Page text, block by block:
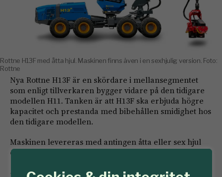
Rottne H13F med åtta hjul. Maskinen finns även i en sexhjulig version. Foto:
Rottne
Nya Rottne H13F är en skördare i mellansegmentet
som enligt tillverkaren bygger vidare på den tidigare
modellen H11. Tanken är att H13F ska erbjuda högre
kapacitet och prestanda med bibehållen smidighet hos
den tidigare modellen.
Maskinen levereras med antingen åtta eller sex hjul
och har större boggihjul än H11 (26,5 tum).
– Det höjda arbetstrycket på 280 bar i kombination